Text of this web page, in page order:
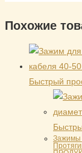
Похожие
Быстрый
Зажимы